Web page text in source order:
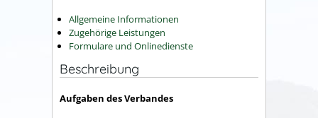
Allgemeine Informationen
Zugehörige Leistungen
Formulare und Onlinedienste
Beschreibung
Aufgaben des Verbandes